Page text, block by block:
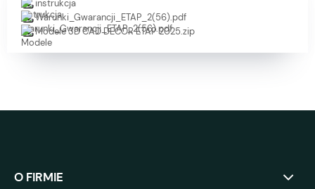
instrukcja
Warunki_Gwarancji_ETAP_2(56).pdf
Modele 3D CAD DECOR ETAP 2025.zip
O FIRMIE